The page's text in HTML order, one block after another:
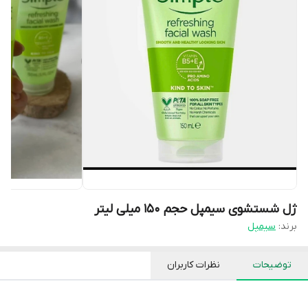
ژل شستشوی سیمپل حجم ۱۵۰ میلی لیتر
برند: سیمپل
توضیحات نظرات کاربران